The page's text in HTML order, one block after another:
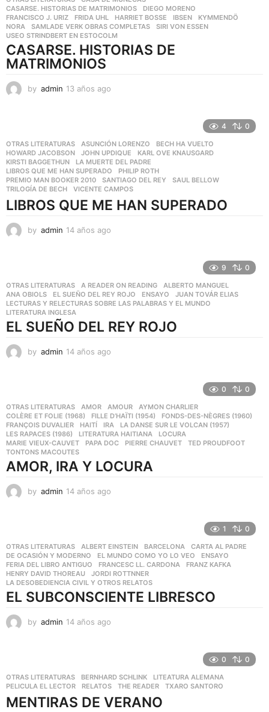
CASARSE. HISTORIAS DE MATRIMONIOS
,DIEGO MORENO
FRANCISCO J. URIZ
,FRIDA UHL ,HARRIET BOSSE ,IBSEN ,KYMMENDÖ
NORA
,SAMLADE VERK OBRAS COMPLETAS ,SIRI VON ESSEN
USEO STRINDBERT EN ESTOCOLM
CASARSE. HISTORIAS DE
MATRIMONIOS
by admin 13 años ago
s
a
g
o
4 0
OTRAS LITERATURAS ASUNCIÓN LORENZO ,BECH HA VUELTO
HOWARD JACOBSON
,JOHN UPDIQUE ,KARL OVE KNAUSGARD
KIRSTI BAGGETHUN
,LA MUERTE DEL PADRE
LIBROS QUE ME HAN SUPERADO
,PHILIP ROTH
PREMIO MAN BOOKER 2010
,SANTIAGO DEL REY ,SAUL BELLOW
TRILOGÍA DE BECH
,VICENTE CAMPOS
LIBROS QUE ME HAN SUPERADO
by admin 14 años ago
s
a
o
9 0
OTRAS LITERATURAS A READER ON READING ,ALBERTO MANGUEL
ANA OBIOLS
,EL SUEÑO DEL REY ROJO ,ENSAYO ,JUAN TOVÁR ELIAS
LECTURAS Y RELECTURAS SOBRE LAS PALABRAS Y EL MUNDO
LITERATURA INGLESA
EL SUEÑO DEL REY ROJO
by admin 14 años ago
s
a
g
o
0 0
OTRAS LITERATURAS AMOR ,AMOUR ,AYMON CHARLIER
COLÈRE ET FOLIE (1968)
,FILLE D’HAÏTI (1954) ,FONDS-DES-NÈGRES (1960)
FRANÇOIS DUVALIER
,HAITÍ ,IRA ,LA DANSE SUR LE VOLCAN (1957)
LES RAPACES (1986)
,LITERATURA HAITIANA ,LOCURA
MARIE VIEUX-CAUVET
,PAPA DOC ,PIERRE CHAUVET ,TED PROUDFOOT
TONTONS MACOUTES
AMOR, IRA Y LOCURA
by admin 14 años ago
s
a
g
o
1 0
OTRAS LITERATURAS ALBERT EINSTEIN ,BARCELONA ,CARTA AL PADRE
DE OCASIÓN Y MODERNO
,EL MUNDO COMO YO LO VEO ,ENSAYO
FERIA DEL LIBRO ANTIGUO
,FRANCESC LL. CARDONA ,FRANZ KAFKA
HENRY DAVID THOREAU
,JORDI ROTTNNER
LA DESOBEDIENCIA CIVIL Y OTROS RELATOS
EL SUBCONSCIENTE LIBRESCO
by admin 14 años ago
s
a
g
0 0
OTRAS LITERATURAS BERNHARD SCHLINK ,LITEATURA ALEMANA
PELICULA EL LECTOR
,RELATOS ,THE READER ,TXARO SANTORO
MENTIRAS DE VERANO